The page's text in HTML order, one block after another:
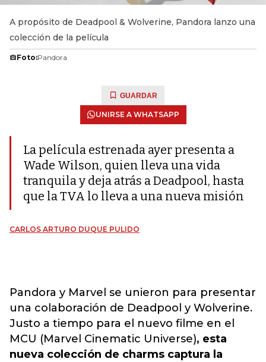
A propósito de Deadpool & Wolverine, Pandora lanzo una
colección de la película
Foto:Pandora
GUARDAR
UNIRSE A WHATSAPP
La película estrenada ayer presenta a
Wade Wilson, quien lleva una vida
tranquila y deja atrás a Deadpool, hasta
que la TVA lo lleva a una nueva misión
CARLOS ARTURO DUQUE PULIDO
Pandora y Marvel se unieron para presentar
una colaboración de Deadpool y Wolverine.
Justo a tiempo para el nuevo filme en el
MCU (Marvel Cinematic Universe), esta
nueva colección de charms captura la